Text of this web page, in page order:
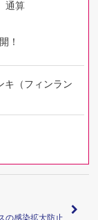
通算
！
キ（フィンラン
の感染拡大防止